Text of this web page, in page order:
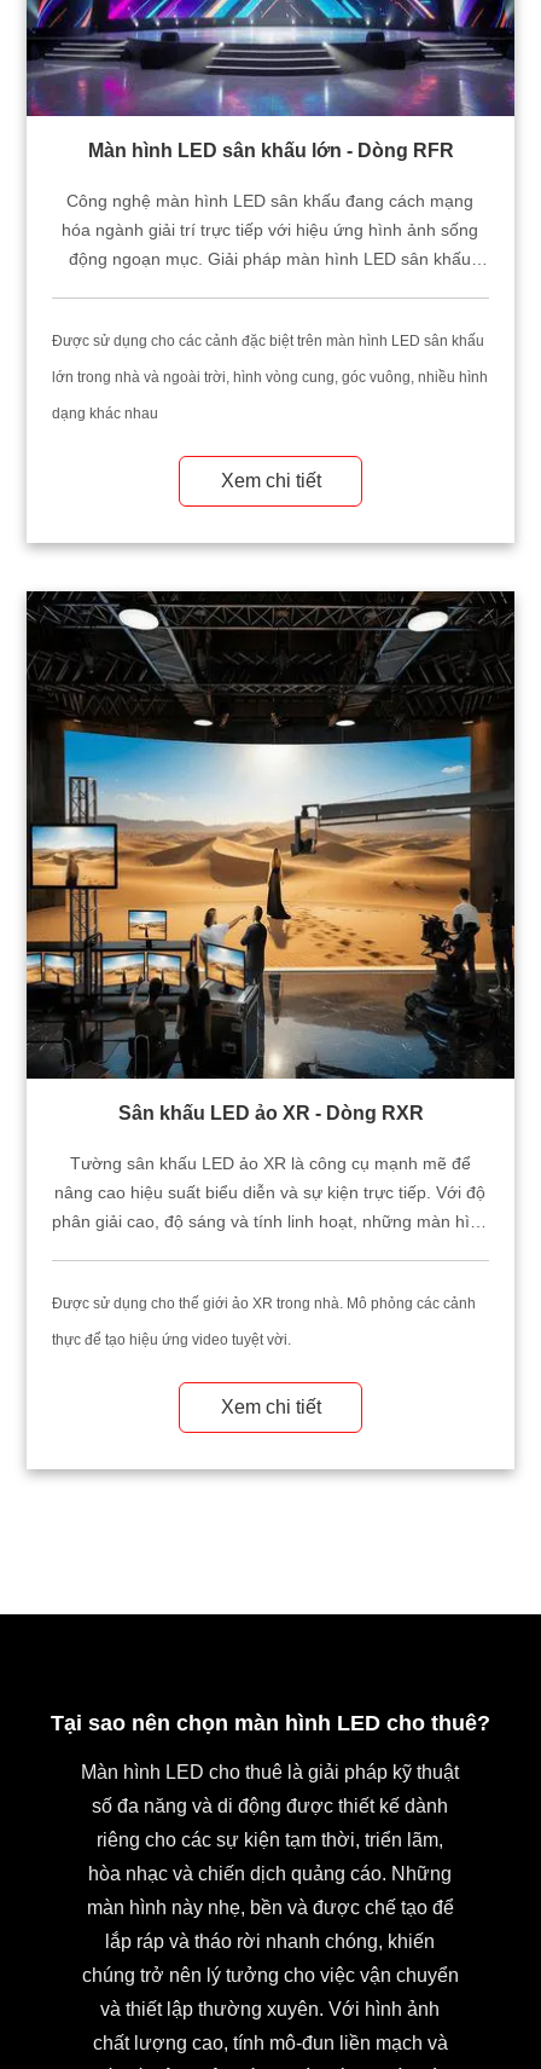
Màn hình LED sân khấu lớn - Dòng RFR
Công nghệ màn hình LED sân khấu đang cách mạng
hóa ngành giải trí trực tiếp với hiệu ứng hình ảnh sống
động ngoạn mục. Giải pháp màn hình LED sân khấu
giúp nâng tầm mọi tiết mục. Với hệ thống hình ảnh sự
kiện tiên tiến, mỗi màn hình LED sân khấu được thiết kế
để tối ưu hóa các tính năng hiệu suất — đảm bảo những
nâng tầm trải nghiệm trực tiếp.
Được sử dụng cho các cảnh đặc biệt trên màn hình LED sân khấu
lớn trong nhà và ngoài trời, hình vòng cung, góc vuông, nhiều hình
dạng khác nhau
Xem chi tiết
Sân khấu LED ảo XR - Dòng RXR
Tường sân khấu LED ảo XR là công cụ mạnh mẽ để
nâng cao hiệu suất biểu diễn và sự kiện trực tiếp. Với độ
phân giải cao, độ sáng và tính linh hoạt, những màn hình
Được sử dụng cho thế giới ảo XR trong nhà. Mô phỏng các cảnh
thực để tạo hiệu ứng video tuyệt vời.
Xem chi tiết
Tại sao nên chọn màn hình LED cho thuê?
Màn hình LED cho thuê là giải pháp kỹ thuật
số đa năng và di động được thiết kế dành
riêng cho các sự kiện tạm thời, triển lãm,
hòa nhạc và chiến dịch quảng cáo. Những
màn hình này nhẹ, bền và được chế tạo để
lắp ráp và tháo rời nhanh chóng, khiến
chúng trở nên lý tưởng cho việc vận chuyển
và thiết lập thường xuyên. Với hình ảnh
chất lượng cao, tính mô-đun liền mạch và